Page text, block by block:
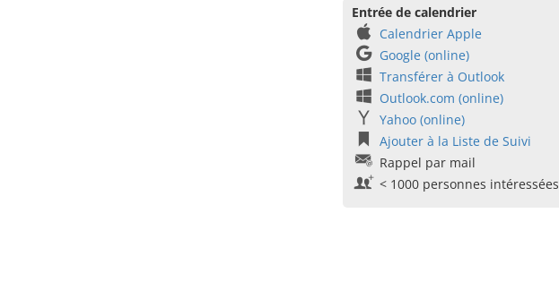
Entrée de calendrier
Calendrier Apple
Google (online)
Transférer à Outlook
Outlook.com (online)
Yahoo (online)
Ajouter à la Liste de Suivi
Rappel par mail
< 1000 personnes intéressées